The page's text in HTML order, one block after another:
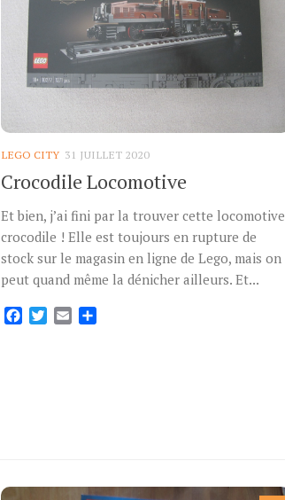
LEGO CITY 31 JUILLET 2020
Crocodile Locomotive
Et bien, j’ai fini par la trouver cette locomotive
crocodile ! Elle est toujours en rupture de
stock sur le magasin en ligne de Lego, mais on
peut quand même la dénicher ailleurs. Et...
Facebook
Twitter
Email